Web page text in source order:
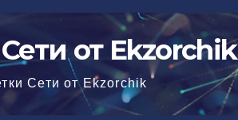
от Ekzorchik
Сети от Ekzorchik